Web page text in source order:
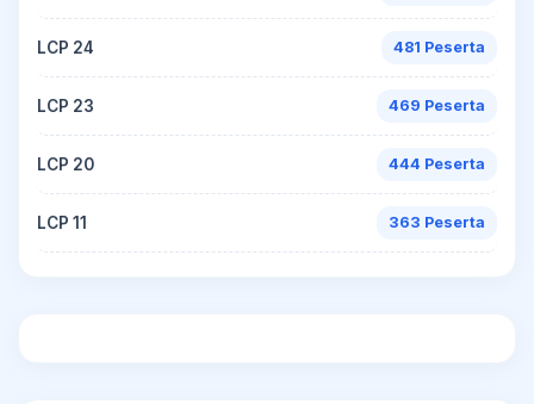
LCP 24 481 Peserta
LCP 23 469 Peserta
LCP 20 444 Peserta
LCP 11 363 Peserta